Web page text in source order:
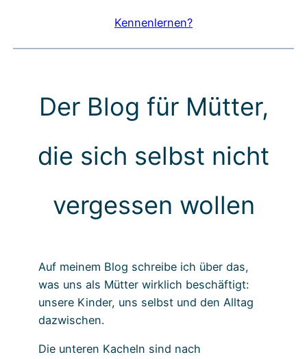
Kennenlernen?
Der Blog für Mütter,
die sich selbst nicht
vergessen wollen
Auf meinem Blog schreibe ich über das,
was uns als Mütter wirklich beschäftigt:
unsere Kinder, uns selbst und den Alltag
dazwischen.
Die unteren Kacheln sind nach